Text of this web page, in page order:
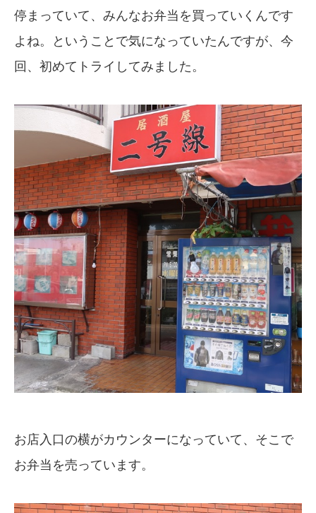
停まっていて、みんなお弁当を買っていくんです
よね。ということで気になっていたんですが、今
回、初めてトライしてみました。
お店入口の横がカウンターになっていて、そこで
お弁当を売っています。